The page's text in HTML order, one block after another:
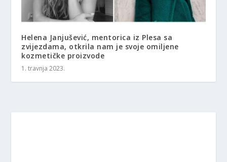
Helena Janjušević, mentorica iz Plesa sa
zvijezdama, otkrila nam je svoje omiljene
kozmetičke proizvode
1. travnja 2023.